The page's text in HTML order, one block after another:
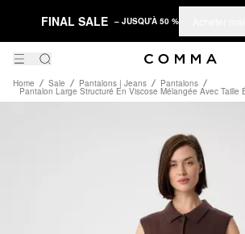
FINAL SALE – JUSQU'À 50 %
Home Sale Pantalons | Jeans Pantalons
Pantalon Large Structuré En Viscose Mélangée Avec Taille